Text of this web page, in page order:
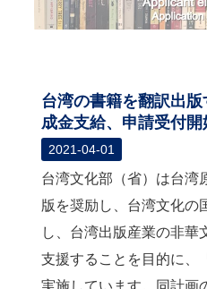
台湾の書籍を翻訳出
成金支給、申請受付開
2021-04-01
台湾文化部（省）は台湾
版を奨励し、台湾文化の
し、台湾出版産業の非華
支援することを目的に、
実施しています。同計画